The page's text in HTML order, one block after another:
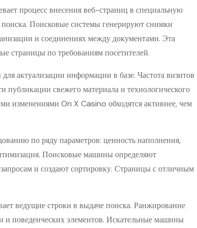
процесс внесения веб-страниц в специальную
Поисковые системы генерируют снимки
и соединениях между документами. Эта
страницы по требованиям посетителей.
актуализации информации в базе. Частота визитов
публикации свежего материала и технологического
изменениями On X Casino обходятся активнее, чем
по ряду параметров: ценность наполнения,
Поисковые машины определяют
и создают сортировку. Страницы с отличным
ведущие строки в выдаче поиска. Ранжирование
и поведенческих элементов. Искательные машины